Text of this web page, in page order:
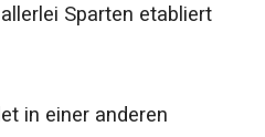
Sparten etabliert
in einer anderen